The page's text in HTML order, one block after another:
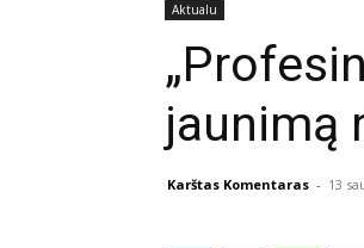
Aktualu
jaunimą
Karštas Komentaras - 13